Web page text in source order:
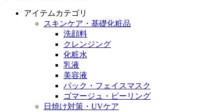
アイテムカテゴリ
スキンケア・基礎化粧品
洗顔料
クレンジング
化粧水
乳液
美容液
パック・フェイスマスク
ゴマージュ・ピーリング
日焼け対策・UVケア